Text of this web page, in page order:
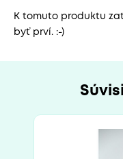
K tomuto produktu
byť prví. :-)